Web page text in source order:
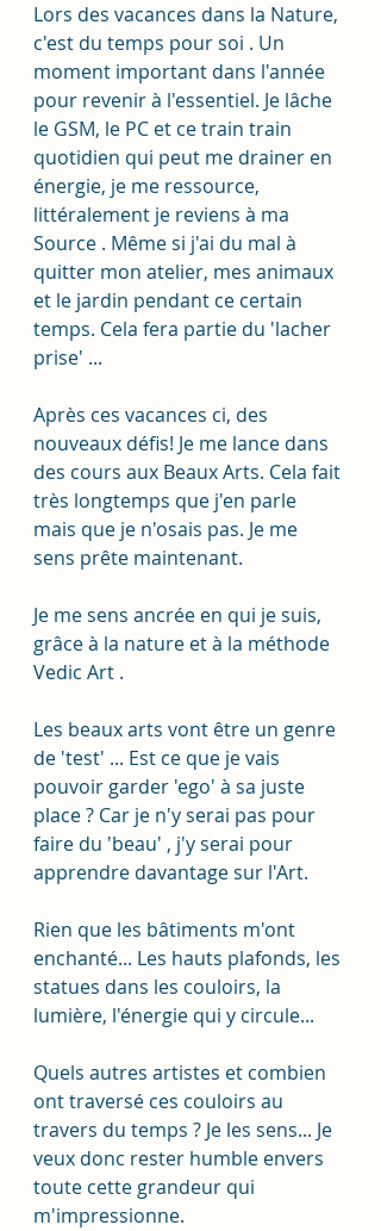
Lors des vacances dans la Nature,
c'est du temps pour soi . Un
moment important dans l'année
pour revenir à l'essentiel. Je lâche
le GSM, le PC et ce train train
quotidien qui peut me drainer en
énergie, je me ressource,
littéralement je reviens à ma
Source . Même si j'ai du mal à
quitter mon atelier, mes animaux
et le jardin pendant ce certain
temps. Cela fera partie du 'lacher
prise' ...
Après ces vacances ci, des
nouveaux défis! Je me lance dans
des cours aux Beaux Arts. Cela fait
très longtemps que j'en parle
mais que je n'osais pas. Je me
sens prête maintenant.
Je me sens ancrée en qui je suis,
grâce à la nature et à la méthode
Vedic Art .
Les beaux arts vont être un genre
de 'test' ... Est ce que je vais
pouvoir garder 'ego' à sa juste
place ? Car je n'y serai pas pour
faire du 'beau' , j'y serai pour
apprendre davantage sur l'Art.
Rien que les bâtiments m'ont
enchanté... Les hauts plafonds, les
statues dans les couloirs, la
lumière, l'énergie qui y circule...
Quels autres artistes et combien
ont traversé ces couloirs au
travers du temps ? Je les sens... Je
veux donc rester humble envers
toute cette grandeur qui
m'impressionne.